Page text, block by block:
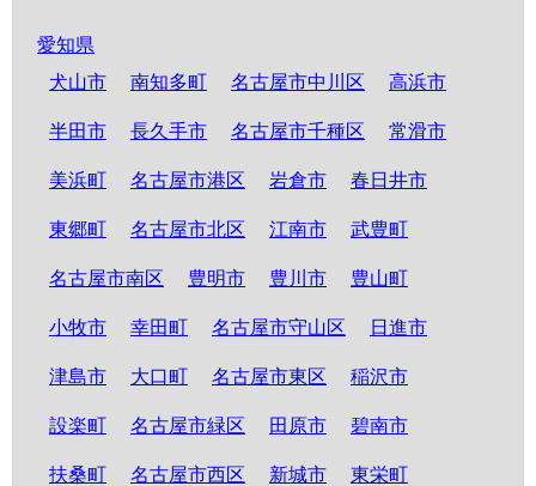
愛知県
犬山市
南知多町 名古屋市中川区 高浜市
半田市 長久手市 名古屋市千種区 常滑市
美浜町 名古屋市港区 岩倉市 春日井市
東郷町 名古屋市北区 江南市 武豊町
名古屋市南区 豊明市 豊川市 豊山町
小牧市 幸田町 名古屋市守山区 日進市
津島市 大口町 名古屋市東区 稲沢市
設楽町 名古屋市緑区 田原市 碧南市
扶桑町 名古屋市西区 新城市 東栄町